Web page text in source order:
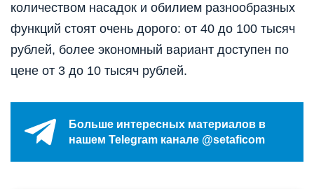
количеством насадок и обилием разнообразных
функций стоят очень дорого: от 40 до 100 тысяч
рублей, более экономный вариант доступен по
цене от 3 до 10 тысяч рублей.
Больше интересных материалов в
нашем Telegram канале @setaficom